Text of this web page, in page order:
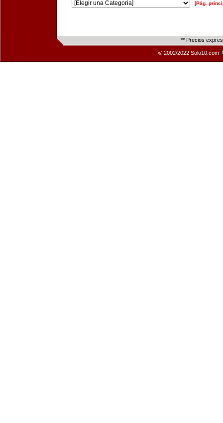
[Pág.
** Precios
© 2002/2022 Solo10.com